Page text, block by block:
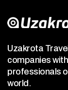
Uzakrota
companies
professionals
world.